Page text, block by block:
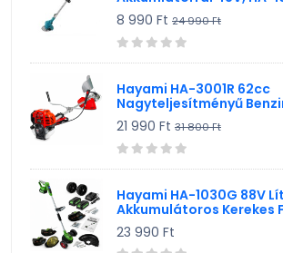
8 990 Ft 24 990 Ft
Hayami HA-3001R 62cc
Nagyteljesítményű
21 990 Ft 31 800 Ft
Hayami HA-1030G 88V
Akkumulátoros Kerekes
23 990 Ft